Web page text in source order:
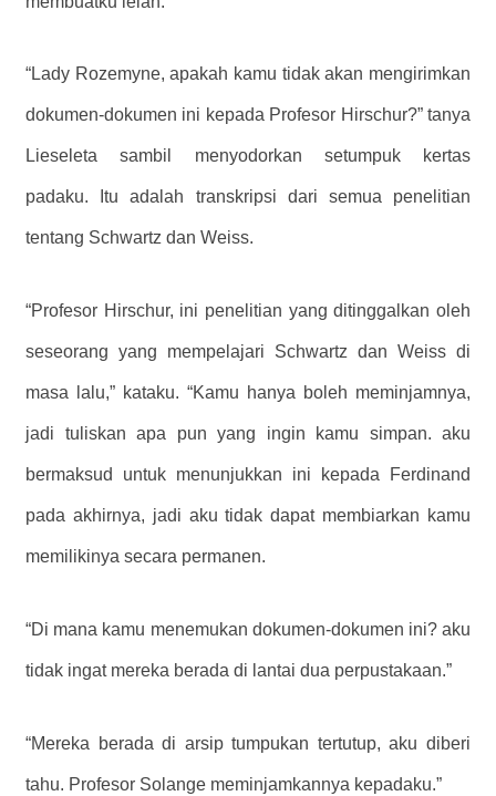
“Lady Rozemyne, apakah kamu tidak akan mengirimkan
dokumen-dokumen ini kepada Profesor Hirschur?” tanya
Lieseleta sambil menyodorkan setumpuk kertas
padaku. Itu adalah transkripsi dari semua penelitian
tentang Schwartz dan Weiss.
“Profesor Hirschur, ini penelitian yang ditinggalkan oleh
seseorang yang mempelajari Schwartz dan Weiss di
masa lalu,” kataku. “Kamu hanya boleh meminjamnya,
jadi tuliskan apa pun yang ingin kamu simpan. aku
bermaksud untuk menunjukkan ini kepada Ferdinand
pada akhirnya, jadi aku tidak dapat membiarkan kamu
memilikinya secara permanen.
“Di mana kamu menemukan dokumen-dokumen ini? aku
tidak ingat mereka berada di lantai dua perpustakaan.”
“Mereka berada di arsip tumpukan tertutup, aku diberi
tahu. Profesor Solange meminjamkannya kepadaku.”